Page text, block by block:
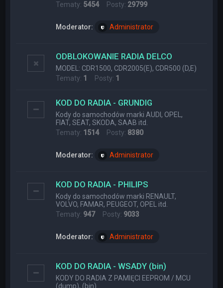
Tematy: 5454Posty: 29799
Moderator: Administrator
ODBLOKOWANIE RADIA DELCO
MODEL: CDR1500, CDR2005(E), CDR500 (D,E)
Tematy: 1 Posty: 1
KOD DO RADIA - GRUNDIG
Kody do samochodów marki AUDI, OPEL,
FIAT, SEAT, SKODA, SAAB itd.
Tematy: 1514Posty: 8380
Moderator: Administrator
KOD DO RADIA - PHILIPS
Kody do samochodów marki RENAULT,
VOLVO, FAMAR, PEUGEOT, OPEL itd.
Tematy: 947Posty: 9033
Moderator: Administrator
KOD DO RADIA - WSADY (bin)
KODY DO RADIA Z PAMIĘCI EEPROM / MCU
(dump), (bin)